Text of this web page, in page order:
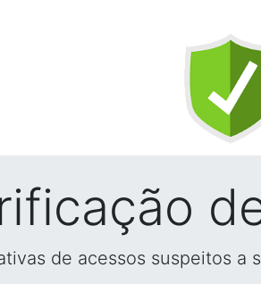
de acessos suspeitos a